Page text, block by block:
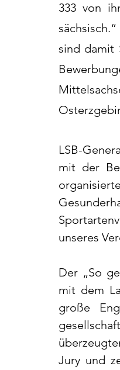
333 von
sind damit
LSB-
mit der
unseres
Der „So
mit dem
große
Jury und